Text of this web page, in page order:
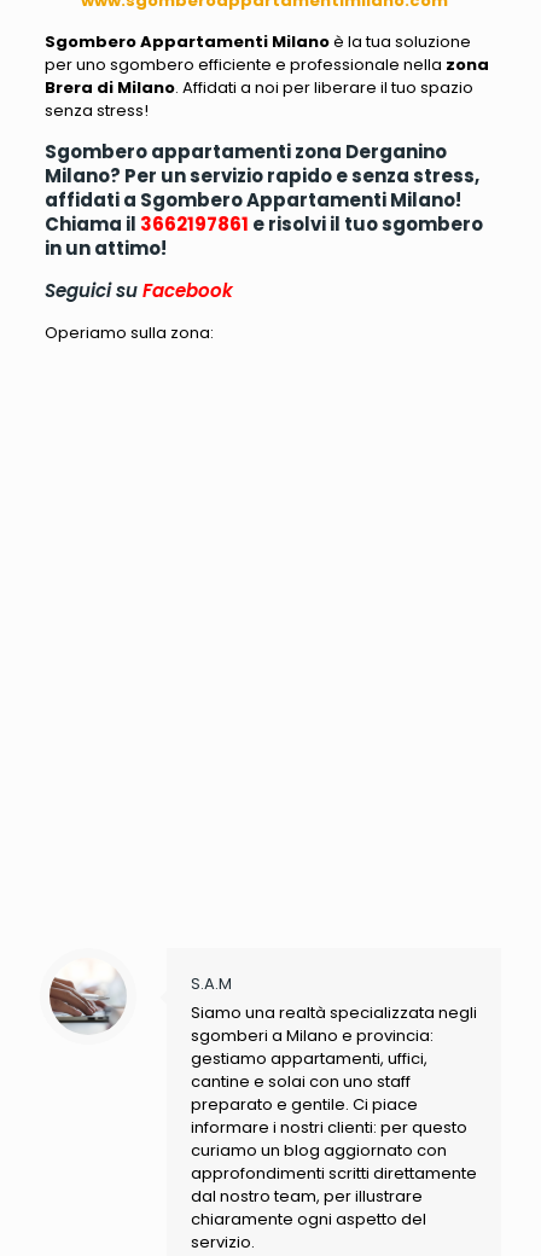
Sgombero Appartamenti Milanoè la tua soluzione
per uno sgombero efficiente e professionale nella zona
Brera di Milano. Affidati a noi per liberare il tuo spazio
senza stress!
Sgombero appartamenti zona Derganino
Milano? Per un servizio rapido e senza stress,
affidati a Sgombero Appartamenti Milano!
Chiama il 3662197861 e risolvi il tuo sgombero
in un attimo!
Seguici suFacebook
Operiamo sulla zona:
S.A.M
Siamo una realtà specializzata negli
sgomberi a Milano e provincia:
gestiamo appartamenti, uffici,
cantine e solai con uno staff
preparato e gentile. Ci piace
informare i nostri clienti: per questo
curiamo un blog aggiornato con
approfondimenti scritti direttamente
dal nostro team, per illustrare
chiaramente ogni aspetto del
servizio.